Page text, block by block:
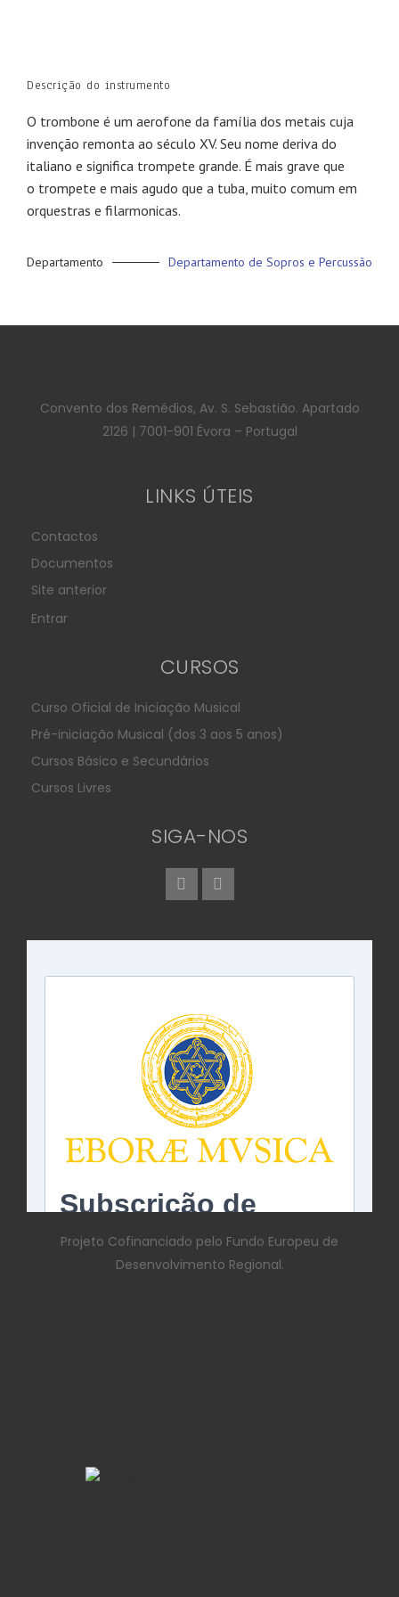
Descrição do instrumento
O trombone é um aerofone da família dos metais cuja
invenção remonta ao século XV. Seu nome deriva do
italiano e significa trompete grande. É mais grave que
o trompete e mais agudo que a tuba, muito comum em
orquestras e filarmonicas.
Departamento Departamento de Sopros e Percussão
Convento dos Remédios, Av. S. Sebastião. Apartado
2126 | 7001-901 Évora – Portugal
LINKS ÚTEIS
Contactos
Documentos
Site anterior
Entrar
CURSOS
Curso Oficial de Iniciação Musical
Pré-iniciação Musical (dos 3 aos 5 anos)
Cursos Básico e Secundários
Cursos Livres
SIGA-NOS
Projeto Cofinanciado pelo Fundo Europeu de
Desenvolvimento Regional.